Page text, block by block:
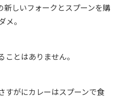
新しいフォークとスプーンを購
メ。
とはありません。
すがにカレーはスプーンで食